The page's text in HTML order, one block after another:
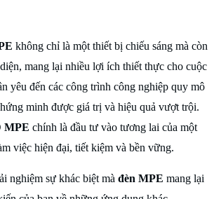
không chỉ là một thiết bị chiếu sáng mà còn
mang lại nhiều lợi ích thiết thực cho cuộc
yêu đến các công trình công nghiệp quy mô
minh được giá trị và hiệu quả vượt trội.
MPE chính là đầu tư vào tương lai của một
việc hiện đại, tiết kiệm và bền vững.
nghiệm sự khác biệt mà đèn MPE mang lại